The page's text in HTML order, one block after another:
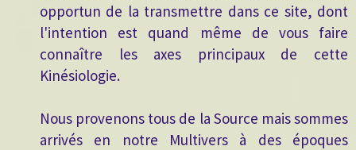
opportun de la transmettre dans ce site, dont
l'intention est quand même de vous faire
connaître les axes principaux de cette
Kinésiologie.
Nous provenons tous de la Source mais sommes
arrivés en notre Multivers à des époques